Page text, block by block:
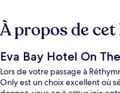
À propos de
Eva Bay Hotel On
Lors de votre passage à
Only est un choix excellent où